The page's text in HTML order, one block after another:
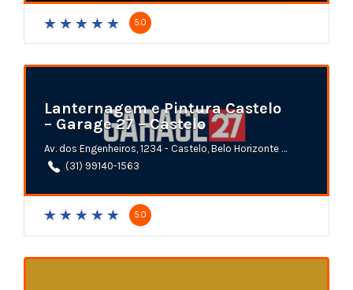
5.0
Lanternagem e Pintura Castelo
– Garage 27 – Castelo
Av. dos Engenheiros, 1234 - Castelo, Belo Horizonte - MG
(31) 99140-1563
5.0